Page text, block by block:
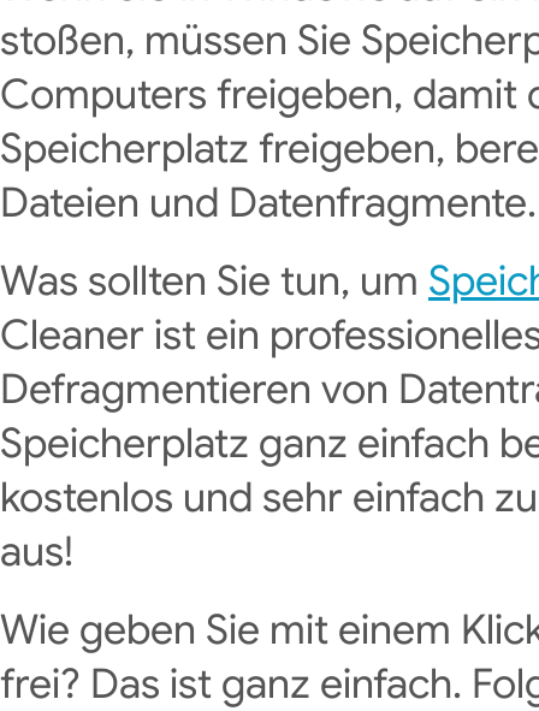
stoßen, müssen Sie
Computers freigeben, damit
Speicherplatz freigeben,
Dateien und Datenfragmente.
Was sollten Sie tun, um
Cleaner ist ein
Defragmentieren von
Speicherplatz ganz einfach
kostenlos und sehr einfach
aus!
Wie geben Sie mit einem
frei? Das ist ganz einfach.